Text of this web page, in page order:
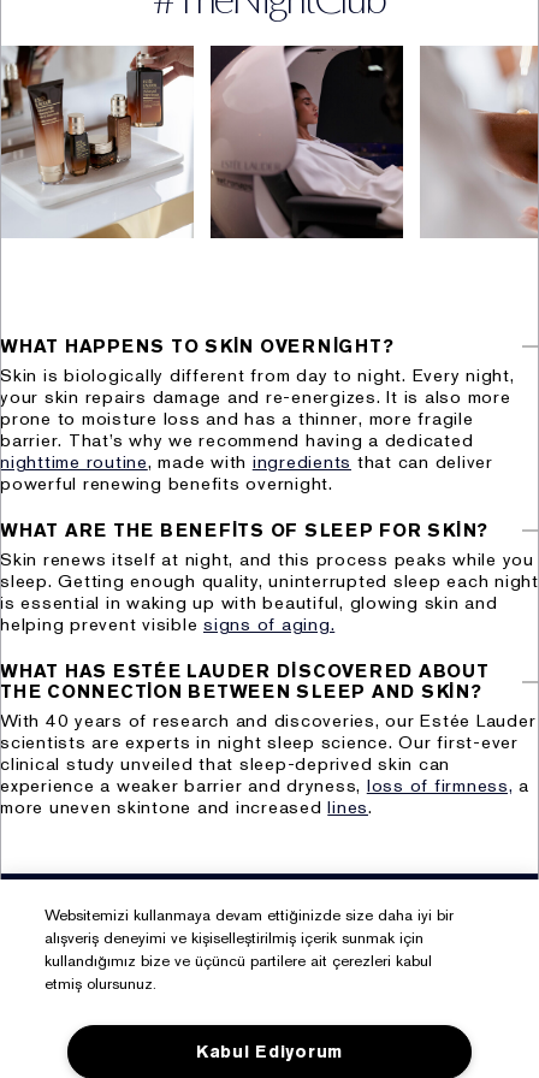
WHAT HAPPENS TO SKIN OVERNIGHT?
Skin is biologically different from day to night. Every night,
your skin repairs damage and re-energizes. It is also more
prone to moisture loss and has a thinner, more fragile
barrier. That’s why we recommend having a dedicated
nighttime routine, made with ingredients that can deliver
powerful renewing benefits overnight.
WHAT ARE THE BENEFITS OF SLEEP FOR SKIN?
Skin renews itself at night, and this process peaks while you
sleep. Getting enough quality, uninterrupted sleep each night
is essential in waking up with beautiful, glowing skin and
helping prevent visible signs of aging.
WHAT HAS ESTÉE LAUDER DISCOVERED ABOUT
THE CONNECTION BETWEEN SLEEP AND SKIN?
With 40 years of research and discoveries, our Estée Lauder
scientists are experts in night sleep science. Our first-ever
clinical study unveiled that sleep-deprived skin can
experience a weaker barrier and dryness, loss of firmness, a
more uneven skintone and increasedlines.
Kurumsal Haberler
Müşteri Hizmetleri
posta(matbu) veya diğer şekillerde) gönderiminin
sağlanması (kimlik, iletişim, lokasyon, müşteri işlem
bilgisi, işlem güvenliği, mesleki deneyim, pazarlama,
kozmetik ürün kullanım bilgisi, sosyal medya hesap
bilgisi, cihaz mac adresi bilgisi, ağ bilgisi, cihaz bilgisi)
(Hukuki sebep: açık rıza)
vi. Ürün pazarlama faaliyetleri (kimlik, iletişim,
pazarlama, sosyal medya hesap bilgileri, müşteri işlem,
kozmetik ürün kullanım bilgisi, işlem güvenliği, lokasyon,
vii. Fiziksel mekân güvenliğinin ve işyeri sağlığı ve
sağlanması (fiziksel mekân güvenliği bilgisi, görsel ve
işitsel kayıtlar) (Hukuki sebep: hukuki
yükümlülüklerimizin yerine getirebilmesi, bir hakkın
tesisi, kullanılması ve korunması için veri işlemenin
viii. Firma bağlılık süreçlerinin yürütülmesi kapsamında
müşterilerin internet sitesi üzerinden üyeliklerinin
sağlanması ve bu üyeliklerine istinaden karşılama e-
postası gönderilmesi (kimlik, iletişim, işlem güvenliği
rıza)
ve bu kapsamda müşterilerin internet üzerinden
mağazalardan alacakları ürünleri rezerve edebilmesi ve
müşterilerin satın almış oldukları ürünlerin satış
işlemlerinin gerçekleştirilmesi (kimlik, iletişim, müşteri
sözleşmenin kurulması ve ifası)
x. Ürün pazarlama süreçlerinin yürütülmesine yönelik
olarak Şirket e-bülten gönderiminin sağlanması (kimlik,
iletişim, pazarlama, müşteri işlem bilgisi) (Hukuki
sebep: açık rıza)
xi. Ürün pazarlama süreçlerinin yürütülmesi kapsamında
internet sitesi üzerinden ürün almayan üyelerin siteye
Websitemizi kullanmaya devam ettiğinizde size daha iyi bir
alışveriş deneyimi ve kişiselleştirilmiş içerik sunmak için
kullandığımız bize ve üçüncü partilere ait çerezleri kabul
etmiş olursunuz.
Kabul Ediyorum